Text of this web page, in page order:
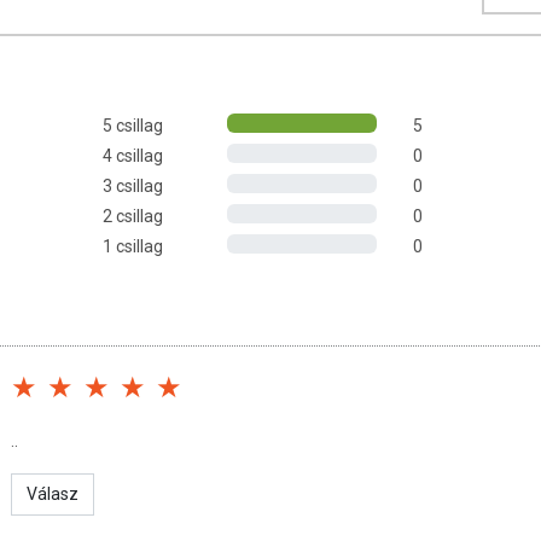
mennyiségben van fehérje, B-, C-, E-
illetve kalcium is.
kálium és cink megtalálható benne.
ropinkat, de vigyázz, mert ha nem figyelsz egy szál sem
g
5 csillag
5
4 csillag
0
3 csillag
0
2 csillag
0
1 csillag
0
Válasz